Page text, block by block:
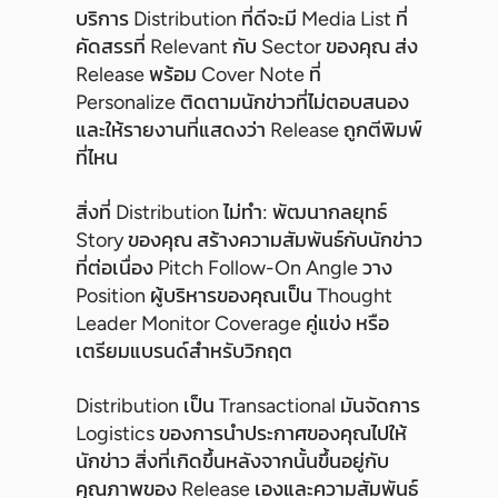
บริการ Distribution ที่ดีจะมี Media List ที่
คัดสรรที่ Relevant กับ Sector ของคุณ ส่ง
Release พร้อม Cover Note ที่
Personalize ติดตามนักข่าวที่ไม่ตอบสนอง
และให้รายงานที่แสดงว่า Release ถูกตีพิมพ์
ที่ไหน
สิ่งที่ Distribution ไม่ทำ: พัฒนากลยุทธ์
Story ของคุณ สร้างความสัมพันธ์กับนักข่าว
ที่ต่อเนื่อง Pitch Follow-On Angle วาง
Position ผู้บริหารของคุณเป็น Thought
Leader Monitor Coverage คู่แข่ง หรือ
เตรียมแบรนด์สำหรับวิกฤต
Distribution เป็น Transactional มันจัดการ
Logistics ของการนำประกาศของคุณไปให้
นักข่าว สิ่งที่เกิดขึ้นหลังจากนั้นขึ้นอยู่กับ
คุณภาพของ Release เองและความสัมพันธ์